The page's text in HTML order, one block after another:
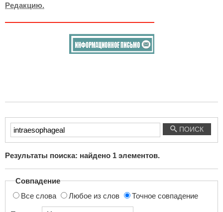
Редакцию.
Введите
текст
поиска...
ПОИСК
Результаты поиска: найдено 1 элементов.
Совпадение
Все слова
Любое из слов Точное совпадение